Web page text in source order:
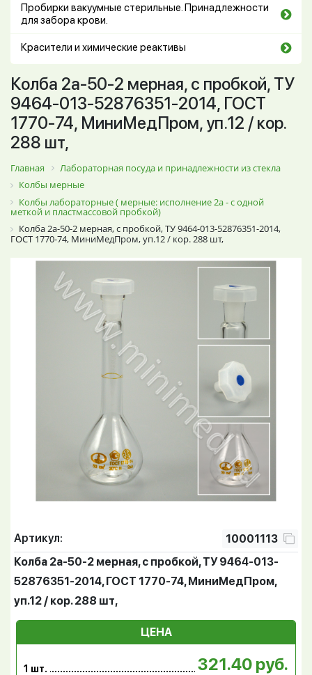
Пробирки вакуумные стерильные. Принадлежности
для забора крови.
Красители и химические реактивы
Колба 2а-50-2 мерная, с пробкой, ТУ
9464-013-52876351-2014, ГОСТ
1770-74, МиниМедПром, уп.12 / кор.
288 шт,
Главная
Лабораторная посуда и принадлежности из стекла
Колбы мерные
Колбы лабораторные ( мерные: исполнение 2а - с одной
меткой и пластмассовой пробкой)
Колба 2а-50-2 мерная, с пробкой, ТУ 9464-013-52876351-2014,
ГОСТ 1770-74, МиниМедПром, уп.12 / кор. 288 шт,
Артикул:
10001113
Колба 2а-50-2 мерная, с пробкой, ТУ 9464-013-
52876351-2014, ГОСТ 1770-74, МиниМедПром,
уп.12 / кор. 288 шт,
ЦЕНА
1 шт. 321.40 руб.